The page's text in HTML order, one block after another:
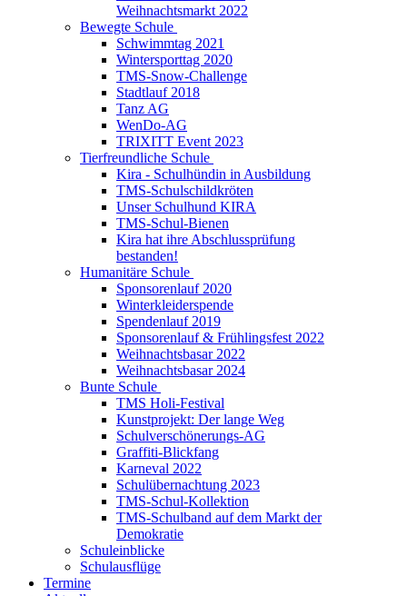
Weihnachtsmarkt 2022
Bewegte Schule
Schwimmtag 2021
Wintersporttag 2020
TMS-Snow-Challenge
Stadtlauf 2018
Tanz AG
WenDo-AG
TRIXITT Event 2023
Tierfreundliche Schule
Kira - Schulhündin in Ausbildung
TMS-Schulschildkröten
Unser Schulhund KIRA
TMS-Schul-Bienen
Kira hat ihre Abschlussprüfung
bestanden!
Humanitäre Schule
Sponsorenlauf 2020
Winterkleiderspende
Spendenlauf 2019
Sponsorenlauf & Frühlingsfest 2022
Weihnachtsbasar 2022
Weihnachtsbasar 2024
Bunte Schule
TMS Holi-Festival
Kunstprojekt: Der lange Weg
Schulverschönerungs-AG
Graffiti-Blickfang
Karneval 2022
Schulübernachtung 2023
TMS-Schul-Kollektion
TMS-Schulband auf dem Markt der
Demokratie
Schuleinblicke
Schulausflüge
Termine